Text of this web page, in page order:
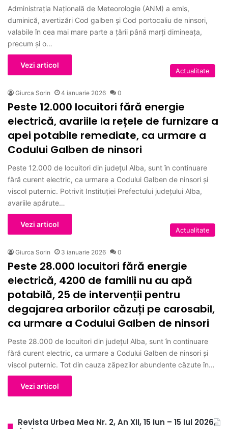
Administraţia Naţională de Meteorologie (ANM) a emis,
duminică, avertizări Cod galben şi Cod portocaliu de ninsori,
valabile în cea mai mare parte a ţării până marţi dimineaţa,
precum şi o…
Vezi articol
Actualitate
Giurca Sorin 4 ianuarie 2026 0
Peste 12.000 locuitori fără energie
electrică, avariile la rețele de furnizare a
apei potabile remediate, ca urmare a
Codului Galben de ninsori
Peste 12.000 de locuitori din județul Alba, sunt în continuare
fără curent electric, ca urmare a Codului Galben de ninsori și
viscol puternic. Potrivit Instituției Prefectului județului Alba,
avariile apărute…
Vezi articol
Actualitate
Giurca Sorin 3 ianuarie 2026 0
Peste 28.000 locuitori fără energie
electrică, 4200 de familii nu au apă
potabilă, 25 de intervenții pentru
degajarea arborilor căzuți pe carosabil,
ca urmare a Codului Galben de ninsori
Peste 28.000 de locuitori din județul Alba, sunt în continuare
fără curent electric, ca urmare a Codului Galben de ninsori și
viscol puternic. Tot din cauza zăpezilor abundente căzute în…
Vezi articol
Revista Urbea Mea Nr. 2, An XII, 15 Iun – 15 Iul 2026,